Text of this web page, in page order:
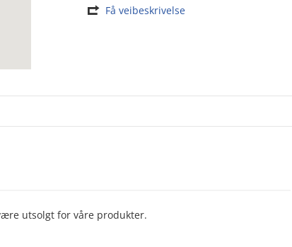
Få veibeskrivelse
utsolgt for våre produkter.